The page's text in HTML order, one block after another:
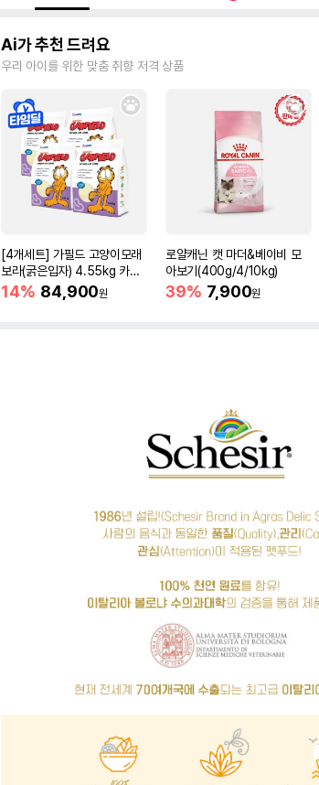
Ai가 추천 드려요
우리 아이를 위한 맞춤 취향 저격 상품
[4개세트] 가필드 고양이모래
보라(굵은입자) 4.55kg 카사
바모래
14% 84,900원
로얄캐닌 캣 마더&베이비 모
아보기(400g/4/10kg)
39% 7,900원